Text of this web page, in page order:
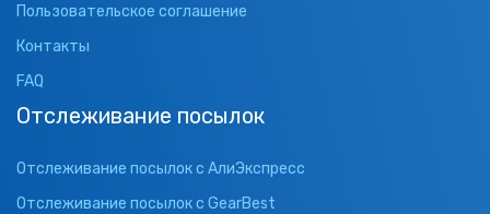
Пользовательское соглашение
Контакты
FAQ
Отслеживание посылок
Отслеживание посылок с АлиЭкспресс
Отслеживание посылок с GearBest